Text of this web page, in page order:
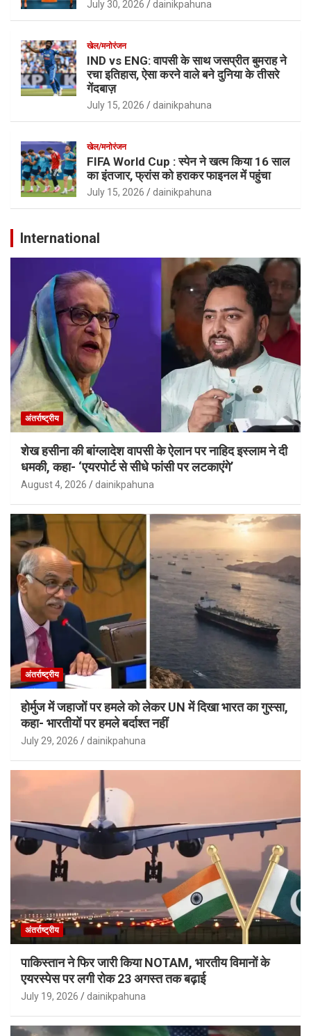
July 30, 2026 dainikpahuna
खेल/मनोरंजन
IND vs ENG: वापसी के साथ जसप्रीत बुमराह ने
रचा इतिहास, ऐसा करने वाले बने दुनिया के तीसरे
गेंदबाज़
July 15, 2026 dainikpahuna
खेल/मनोरंजन
FIFA World Cup : स्पेन ने खत्म किया 16 साल
का इंतजार, फ्रांस को हराकर फाइनल में पहुंचा
July 15, 2026 dainikpahuna
International
अंतर्राष्ट्रीय
शेख हसीना की बांग्लादेश वापसी के ऐलान पर नाहिद इस्लाम ने दी
धमकी, कहा- ‘एयरपोर्ट से सीधे फांसी पर लटकाएंगे’
August 4, 2026 dainikpahuna
अंतर्राष्ट्रीय
होर्मुज में जहाजों पर हमले को लेकर UN में दिखा भारत का गुस्सा,
कहा- भारतीयों पर हमले बर्दाश्त नहीं
July 29, 2026 dainikpahuna
अंतर्राष्ट्रीय
पाकिस्तान ने फिर जारी किया NOTAM, भारतीय विमानों के
एयरस्पेस पर लगी रोक 23 अगस्त तक बढ़ाई
July 19, 2026 dainikpahuna